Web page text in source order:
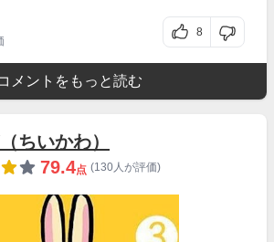
8
メントをもっと読む
ちいかわ）
79.4点 (130人が評価)